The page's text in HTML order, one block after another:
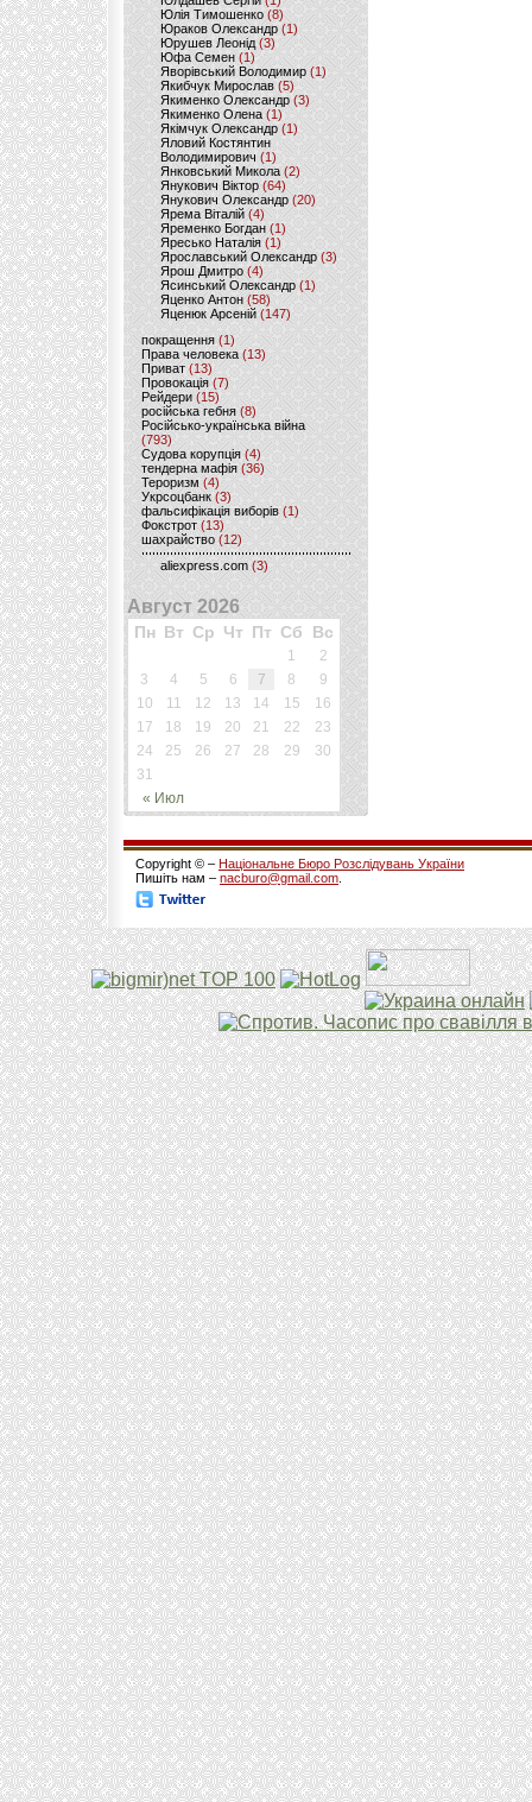
Юлія Тимошенко (8)
Юраков Олександр (1)
Юрушев Леонід (3)
Юфа Семен (1)
Яворівський Володимир (1)
Якибчук Мирослав (5)
Якименко Олександр (3)
Якименко Олена(1)
Якімчук Олександр (1)
Яловий Костянтин
Володимирович (1)
Янковський Микола(2)
Янукович Віктор (64)
Янукович Олександр(20)
Ярема Віталій(4)
Яременко Богдан(1)
Яресько Наталія(1)
Ярославський Олександр (3)
Ярош Дмитро (4)
Ясинський Олександр (1)
Яценко Антон(58)
Яценюк Арсеній (147)
покращення (1)
Права человека(13)
Приват (13)
Провокація (7)
Рейдери (15)
російська гебня (8)
Російсько-українська війна
(793)
Судова корупція (4)
тендерна мафія (36)
Тероризм (4)
Укрсоцбанк (3)
фальсифікація виборів (1)
Фокстрот(13)
шахрайство (12)
aliexpress.com (3)
Август 2026
Пн Вт Ср Чт Пт Сб Вс
« Июл
1
2
3
4 5 6 7 8
9
10
11 12 13 14 15
16
17
18 19 20 21 22
23
24
25 26 27 28 29
30
31
Copyright © – Національне Бюро Розслідувань України
Пишіть нам – nacburo@gmail.com